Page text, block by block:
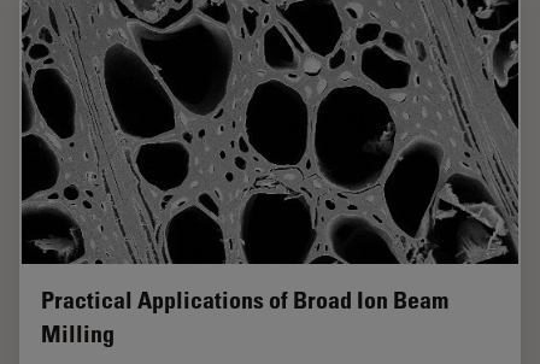
Practical Applications of Broad Ion Beam
Milling